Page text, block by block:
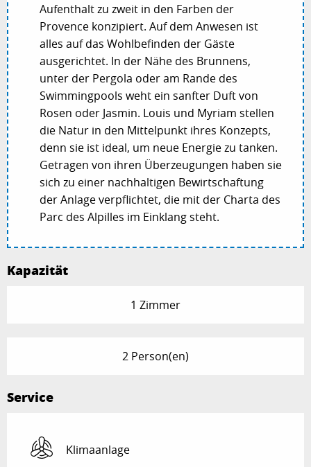
Aufenthalt zu zweit in den Farben der
Provence konzipiert. Auf dem Anwesen ist
alles auf das Wohlbefinden der Gäste
ausgerichtet. In der Nähe des Brunnens,
unter der Pergola oder am Rande des
Swimmingpools weht ein sanfter Duft von
Rosen oder Jasmin. Louis und Myriam stellen
die Natur in den Mittelpunkt ihres Konzepts,
denn sie ist ideal, um neue Energie zu tanken.
Getragen von ihren Überzeugungen haben sie
sich zu einer nachhaltigen Bewirtschaftung
der Anlage verpflichtet, die mit der Charta des
Parc des Alpilles im Einklang steht.
Kapazität
1 Zimmer
2 Person(en)
Service
Klimaanlage